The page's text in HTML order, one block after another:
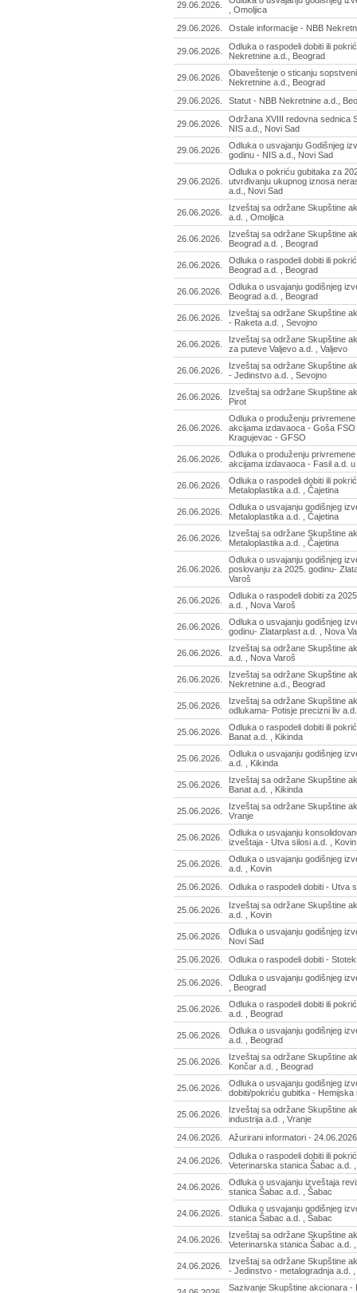
29.06.2026.
, Omoljica
29.06.2026.
Ostale informacije - NBB
29.06.2026.
Odluka o raspodeli dobiti ili
Nekretnine a.d., Beograd
29.06.2026.
Obaveštenje o sticanju
Nekretnine a.d., Beograd
29.06.2026.
Statut - NBB Nekretnine a.d.,
29.06.2026.
Održana XVIII redovna sednica
NIS a.d., Novi Sad
29.06.2026.
Odluka o usvajanju Godišnjeg
godinu - NIS a.d., Novi Sad
29.06.2026.
Odluka o pokriću gubitaka za
utvrđivanju ukupnog iznosa
a.d., Novi Sad
26.06.2026.
Izveštaj sa održane Skupštine
a.d. , Omoljica
26.06.2026.
Izveštaj sa održane Skupštine
Beograd a.d. , Beograd
26.06.2026.
Odluka o raspodeli dobiti ili
Beograd a.d. , Beograd
26.06.2026.
Odluka o usvajanju godišnjeg
Beograd a.d. , Beograd
26.06.2026.
Izveštaj sa održane Skupštine
- Raketa a.d. , Sevojno
26.06.2026.
Izveštaj sa održane Skupštine
za puteve Valjevo a.d. , Valjevo
26.06.2026.
Izveštaj sa održane Skupštine
- Jedinstvo a.d. , Sevojno
26.06.2026.
Izveštaj sa održane Skupštine
Pirot
26.06.2026.
Odluka o produženju
akcijama izdavaoca - Goša
Kragujevac - GFSO
26.06.2026.
Odluka o produženju
akcijama izdavaoca - Fasil a.d.
26.06.2026.
Odluka o raspodeli dobiti ili
Metaloplastika a.d. , Čajetina
26.06.2026.
Odluka o usvajanju godišnjeg
Metaloplastika a.d. , Čajetina
26.06.2026.
Izveštaj sa održane Skupštine
Metaloplastika a.d. , Čajetina
26.06.2026.
Odluka o usvajanju godišnjeg
poslovanju za 2025. godinu-
Varoš
26.06.2026.
Odluka o raspodeli dobiti za
a.d. , Nova Varoš
26.06.2026.
Odluka o usvajanju godišnjeg
godinu- Zlatarplast a.d. , Nova
26.06.2026.
Izveštaj sa održane Skupštine
a.d. , Nova Varoš
26.06.2026.
Izveštaj sa održane Skupštine
Nekretnine a.d., Beograd
25.06.2026.
Izveštaj sa održane Skupštine
odlukama- Potisje precizni liv
25.06.2026.
Odluka o raspodeli dobiti ili
Banat a.d. , Kikinda
25.06.2026.
Odluka o usvajanju godišnjeg
a.d. , Kikinda
25.06.2026.
Izveštaj sa održane Skupštine
Banat a.d. , Kikinda
25.06.2026.
Izveštaj sa održane Skupštine
Vranje
25.06.2026.
Odluka o usvajanju
izveštaja - Utva silosi a.d. , Kovin
25.06.2026.
Odluka o usvajanju godišnjeg
a.d. , Kovin
25.06.2026.
Odluka o raspodeli dobiti - Utva
25.06.2026.
Izveštaj sa održane Skupštine
a.d. , Kovin
25.06.2026.
Odluka o usvajanju godišnjeg
Novi Sad
25.06.2026.
Odluka o raspodeli dobiti -
25.06.2026.
Odluka o usvajanju godišnjeg
, Beograd
25.06.2026.
Odluka o raspodeli dobiti ili
a.d. , Beograd
25.06.2026.
Odluka o usvajanju godišnjeg
a.d. , Beograd
25.06.2026.
Izveštaj sa održane Skupštine
Končar a.d. , Beograd
25.06.2026.
Odluka o usvajanju godišnjeg
dobiti/pokriću gubitka - Hemijska
25.06.2026.
Izveštaj sa održane Skupštine
industrija a.d. , Vranje
24.06.2026.
Ažurirani informatori - 24.06.2026
24.06.2026.
Odluka o raspodeli dobiti ili
Veterinarska stanica Šabac a.d.
24.06.2026.
Odluka o usvajanju izveštaja
stanica Šabac a.d. , Šabac
24.06.2026.
Odluka o usvajanju godišnjeg
stanica Šabac a.d. , Šabac
24.06.2026.
Izveštaj sa održane Skupštine
Veterinarska stanica Šabac a.d.
24.06.2026.
Izveštaj sa održane Skupštine
- Jedinstvo - metalogradnja a.d.
Sazivanje Skupštine akcionara -